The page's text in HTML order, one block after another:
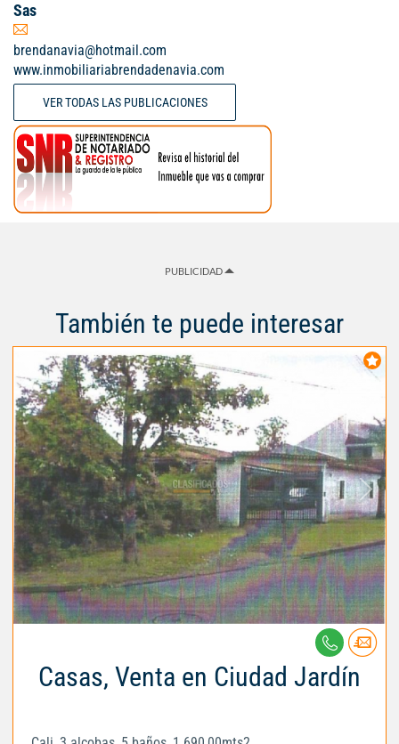
Sas
brendanavia@hotmail.com
www.inmobiliariabrendadenavia.com
VER TODAS LAS PUBLICACIONES
PUBLICIDAD
También te puede interesar
Casas, Venta en Ciudad Jardín